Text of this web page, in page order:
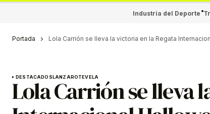
Industria del Deporte
Portada Lola Carrión se lleva la victoria en la Regata
DESTACADOSLANZAROTEVELA
Lola Carrión se lleva